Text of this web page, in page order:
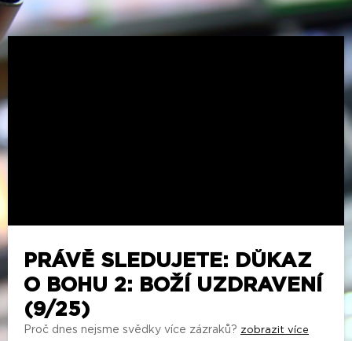
PRÁVĚ SLEDUJETE: DŮKAZ
O BOHU 2: BOŽÍ UZDRAVENÍ
(9/25)
Proč dnes nejsme svědky více zázraků? zobrazit více